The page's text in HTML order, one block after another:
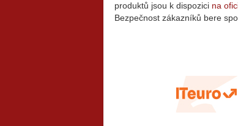
produktů jsou k dispozici na
Bezpečnost zákazníků bere